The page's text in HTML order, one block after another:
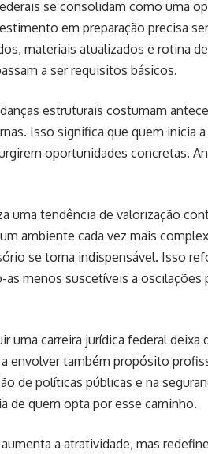
se consolidam como uma
em preparação precisa
materiais atualizados e rotina
a ser requisitos básicos.
estruturais costumam
Isso significa que quem inicia a
oportunidades concretas.
tendência de valorização
ambiente cada vez mais
se torna indispensável. Isso
menos suscetíveis a oscilações
uma carreira jurídica federal deixa
envolver também propósito
de políticas públicas e na
de quem opta por esse caminho.
a atratividade, mas